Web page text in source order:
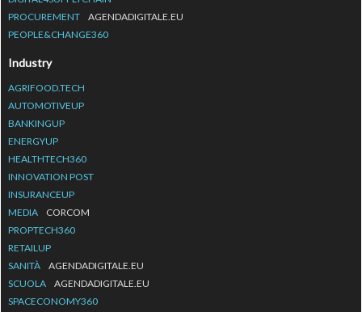
PROCUREMENT
AGENDADIGITALE.EU
PEOPLE&CHANGE360
Industry
AGRIFOOD.TECH
AUTOMOTIVEUP
BANKINGUP
ENERGYUP
HEALTHTECH360
INNOVATION POST
INSURANCEUP
MEDIA
CORCOM
PROPTECH360
RETAILUP
SANITÀ
AGENDADIGITALE.EU
SCUOLA
AGENDADIGITALE.EU
SPACECONOMY360